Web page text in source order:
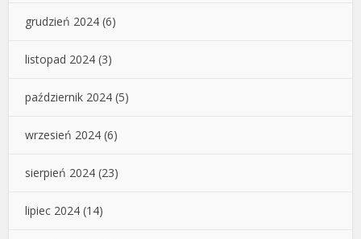
grudzień 2024 (6)
listopad 2024 (3)
październik 2024 (5)
wrzesień 2024 (6)
sierpień 2024 (23)
lipiec 2024 (14)